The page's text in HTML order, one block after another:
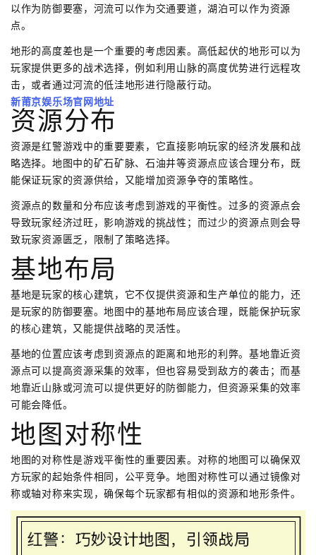
以作为防御要塞，河流可以作为交通要道，湖泊可以作为资源
点。
地形的高度差也是一个重要的考虑因素。高低起伏的地形可以为
玩家提供更多的战术选择，例如利用山脉的高度优势进行远程攻
击，或者通过河流的低洼地形进行隐蔽行动。
新莆京娱乐场官网地址
资源分布
资源是红警游戏中的重要要素，它直接影响玩家的经济发展和战
略选择。地图中的矿石矿脉、石油井等资源点应该合理分布，既
能保证玩家的资源供给，又能增加资源争夺的策略性。
资源点的数量和分布应该考虑到游戏的平衡性。过多的资源点会
导致玩家经济过旺，影响游戏的挑战性；而过少的资源点则会导
致玩家资源匮乏，限制了策略选择。
基地布局
基地是玩家的核心建筑，它不仅提供资源和生产单位的能力，还
是玩家的防御要塞。地图中的基地布局应该合理，既能保护玩家
的核心建筑，又能提供战略的灵活性。
基地的位置应该考虑到资源点的距离和地形的利弊。基地靠近资
源点可以提高资源采集的效率，但也容易受到敌方的袭击；而基
地靠近山脉或河流可以提供更好的防御能力，但资源采集的效率
可能会降低。
地图对称性
地图的对称性是游戏平衡性的重要因素。对称的地图可以确保双
方玩家的起始条件相同，公平竞争。地图对称性可以通过镜像对
称或轴对称来实现，确保每个玩家都有相似的资源和地形条件。